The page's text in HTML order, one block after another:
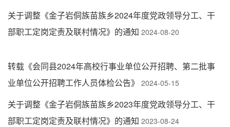
关于调整《金子岩侗族苗族乡2024年度党政领导分工、干
部职工定岗定责及联村情况》的通知 2024-08-20
转载《会同县2024年高校行事业单位公开招聘、第二批事
业单位公开招聘工作人员体检公告》 2024-05-15
关于调整《金子岩侗族苗族乡2023年度党政领导分工、干
部职工定岗定责及联村情况》的通知 2023-08-24